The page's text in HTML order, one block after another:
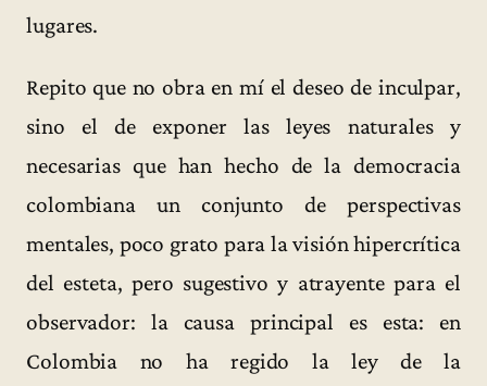
lugares.
Repito que no obra en mí el deseo de inculpar,
sino el de exponer las leyes naturales y
necesarias que han hecho de la democracia
colombiana un conjunto de perspectivas
mentales, poco grato para la visión hipercrítica
del esteta, pero sugestivo y atrayente para el
observador: la causa principal es esta: en
Colombia no ha regido la ley de la